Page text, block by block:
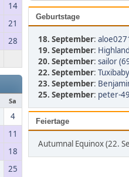
14
21
28
Sa
4
11
18
25
Geburtstage
18. September:
19. September:
20. September: sailor
22. September: Tuxibaby
23. September:
25. September: peter-
Feiertage
Autumnal Equinox (22.